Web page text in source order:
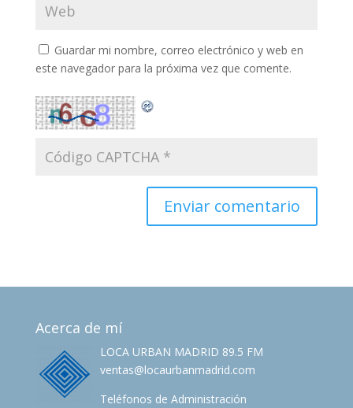
Guardar mi nombre, correo electrónico y web en
este navegador para la próxima vez que comente.
Acerca de mí
LOCA URBAN MADRID 89.5 FM
ventas@locaurbanmadrid.com
Teléfonos de Administración